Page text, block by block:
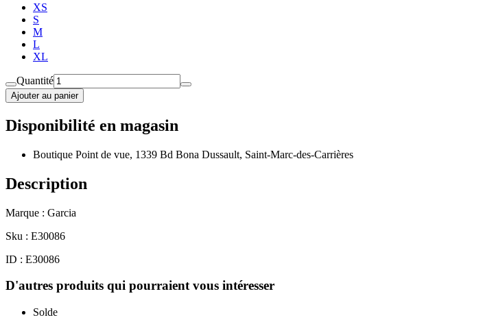
XS
S
M
L
XL
Quantité
Ajouter au panier
Disponibilité en magasin
Boutique Point de vue, 1339 Bd Bona Dussault, Saint-Marc-des-Carrières
Description
Marque : Garcia
Sku : E30086
ID : E30086
D'autres produits qui pourraient vous intéresser
Solde